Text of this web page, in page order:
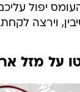
יפול
וירצה
על מזל